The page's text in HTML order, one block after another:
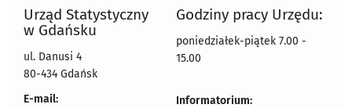
Urząd Statystyczny
w Gdańsku
ul. Danusi 4
80-434 Gdańsk
E-mail:
Godziny pracy Urzędu:
poniedziałek-piątek 7.00 -
15.00
Informatorium: